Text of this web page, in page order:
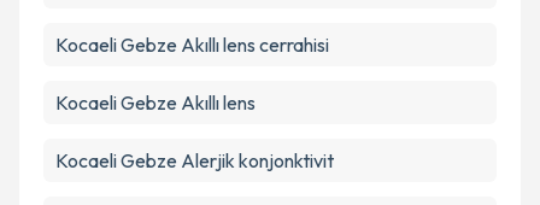
Kocaeli Gebze Akıllı lens cerrahisi
Kocaeli Gebze Akıllı lens
Kocaeli Gebze Alerjik konjonktivit